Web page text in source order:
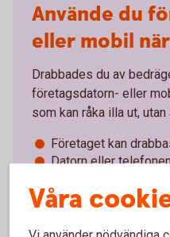
Använde du
eller mobil
Drabbades du av
företagsdatorn- eller
som kan råka illa ut,
Företaget kan
Datorn eller
Tänk på att:
Våra